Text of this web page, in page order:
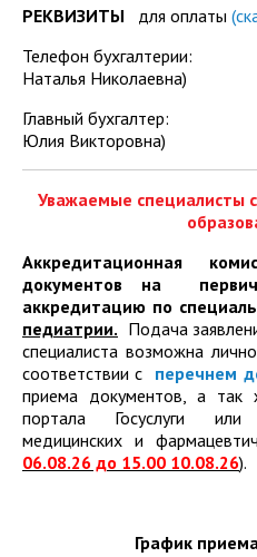
Предложения о
обучении по
профессионального
31.02.01 Лечебное дело
Предложения о
обучении по
31.02.01 Лечебное дело
обучении по
профессионального
31.02.02 Акушерское дело
Предложения о
обучении по
профессионального
31.02.03
классов)
Предложения о
34.02.01 Сестринское дело
РЕКВИЗИТЫ
для оплаты
Телефон бухгалтерии:
Наталья Николаевна)
Главный бухгалтер:
Юлия Викторовна)
Уважаемые специалисты
Аккредитационная
документов на
аккредитацию по
педиатрии. Подача
специалиста возможна
соответствии с перечнем
приема документов, а
портала Госуслуги или
медицинских и
06.08.26 до 15.00 10.08.26).
График